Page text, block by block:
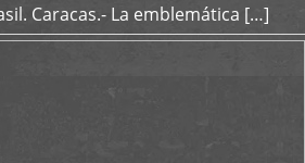
Caracas.- La emblemática […]